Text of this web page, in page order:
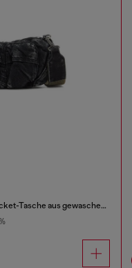
Multi-Pkts-Kleine Multipocket-Tasche aus gewaschenem Denim